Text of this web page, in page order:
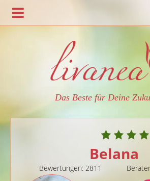
Das Beste für Deine
Belana
Bewertungen: 2811